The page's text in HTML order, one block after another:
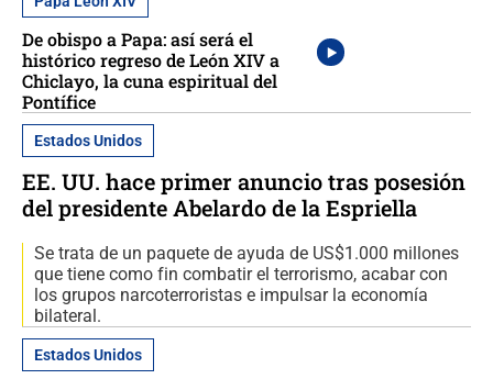
De obispo a Papa: así será el
histórico regreso de León XIV a
Chiclayo, la cuna espiritual del
Pontífice
Estados Unidos
EE. UU. hace primer anuncio tras posesión
del presidente Abelardo de la Espriella
Se trata de un paquete de ayuda de US$1.000 millones
que tiene como fin combatir el terrorismo, acabar con
los grupos narcoterroristas e impulsar la economía
bilateral.
Estados Unidos